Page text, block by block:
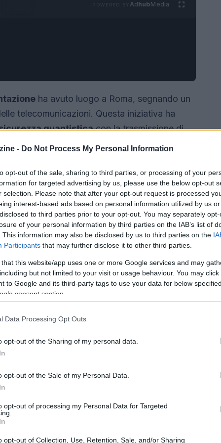
- Do Not Process My Personal Information
opt-out of the sale, sharing to third parties, or processing of your
for targeted advertising by us, please use the below opt-out
selection. Please note that after your opt-out request is processed
interest-based ads based on personal information utilized by us
to third parties prior to your opt-out. You may separately
of your personal information by third parties on the IAB’s list of
This information may also be disclosed by us to third parties on the
Participants that may further disclose it to other third parties.
this website/app uses one or more Google services and may
but not limited to your visit or usage behaviour. You may
to Google and its third-party tags to use your data for below
consent section.
Data Processing Opt Outs
opt-out of the Sharing of my personal data.
opt-out of the Sale of my Personal Data.
opt-out of processing my Personal Data for Targeted
opt-out of Collection, Use, Retention, Sale, and/or Sharing
AdhubMedia
ha avuto luogo a Roma, segnando un
telecomunicazioni. Questa iniziativa ha
quantisticacon la trasmissione di
ottica
senza necessità di nuovi investimenti
sfide future della sicurezza informatica.
importanza, poiché rappresenta un
e resilienti. Con l’evoluzione della
identificati come una minaccia per i